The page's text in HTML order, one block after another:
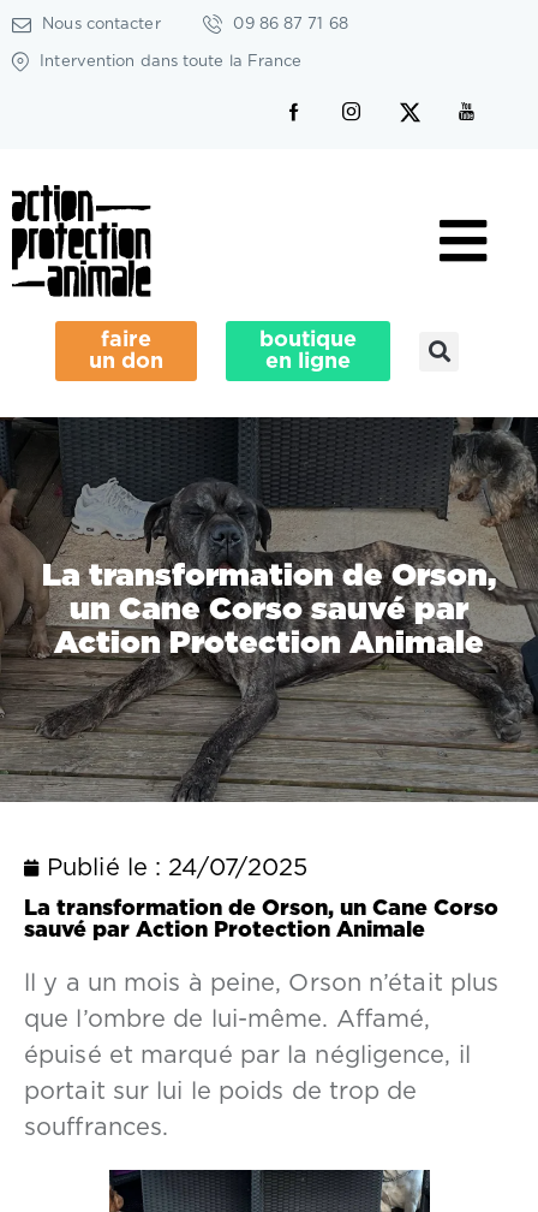
Nous contacter 09 86 87 71 68
Intervention dans toute la France
faire
un don
boutique
en ligne
La transformation de Orson,
un Cane Corso sauvé par
Action Protection Animale
Publié le : 24/07/2025
La transformation de Orson, un Cane Corso
sauvé par Action Protection Animale
ll y a un mois à peine, Orson n’était plus
que l’ombre de lui-même. Affamé,
épuisé et marqué par la négligence, il
portait sur lui le poids de trop de
souffrances.